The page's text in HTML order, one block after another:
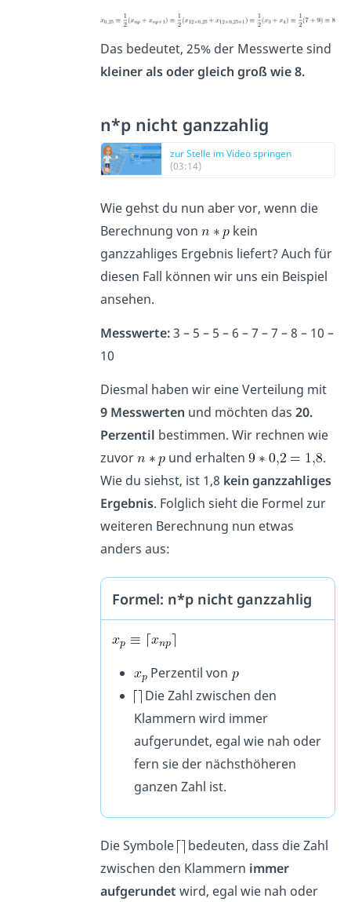
Das bedeutet, 25% der Messwerte sind
kleiner als oder gleich groß wie 8.
n*p nicht ganzzahlig
zur Stelle im Video springen
(03:14)
Wie gehst du nun aber vor, wenn die
Berechnung von
kein
ganzzahliges Ergebnis liefert? Auch für
diesen Fall können wir uns ein Beispiel
ansehen.
Messwerte:3 – 5 – 5 – 6 – 7 – 7 – 8 – 10 –
10
Diesmal haben wir eine Verteilung mit
9 Messwerten und möchten das 20.
Perzentil bestimmen. Wir rechnen wie
zuvor
und erhalten
.
Wie du siehst, ist 1,8 kein ganzzahliges
Ergebnis. Folglich sieht die Formel zur
weiteren Berechnung nun etwas
anders aus:
Formel: n*p nicht ganzzahlig
Perzentil von
Die Zahl zwischen den
Klammern wird immer
aufgerundet, egal wie nah oder
fern sie der nächsthöheren
ganzen Zahl ist.
Die Symbole
bedeuten, dass die Zahl
zwischen den Klammern immer
aufgerundet wird, egal wie nah oder